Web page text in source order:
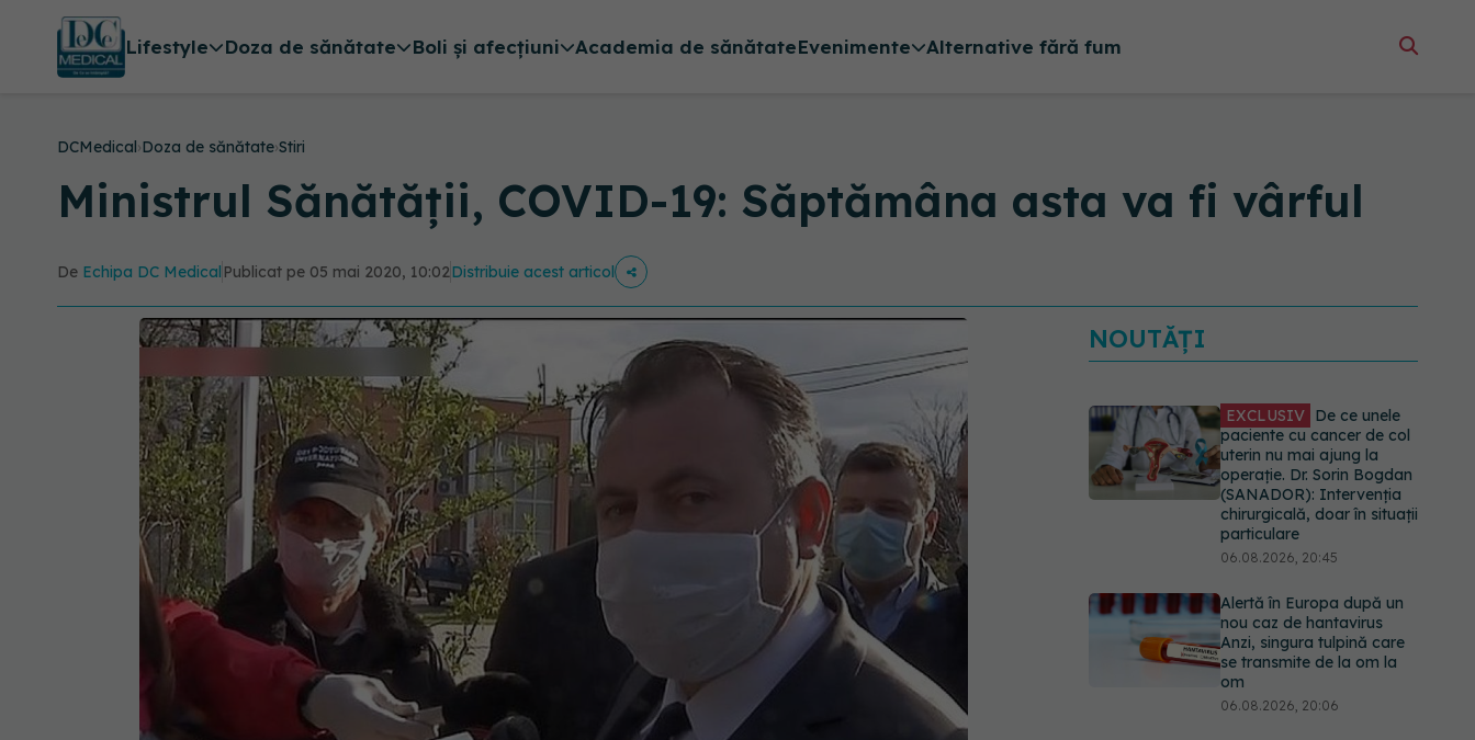
Lifestyle Doza de sănătate Boli și afecțiuni Academia de sănătateEvenimente Alternative fără fum
DCMedical›Doza de sănătate›Stiri
Ministrul Sănătății, COVID-19: Săptămâna asta va fi vârful
De Echipa DC Medical Publicat pe 05 mai 2020, 10:02Distribuie acest articol
NOUTĂȚI
EXCLUSIV De ce unele
paciente cu cancer de col
uterin nu mai ajung la
operație. Dr. Sorin Bogdan
(SANADOR): Intervenția
chirurgicală, doar în situații
particulare
06.08.2026, 20:45
Alertă în Europa după un
nou caz de hantavirus
Anzi, singura tulpină care
se transmite de la om la
om
06.08.2026, 20:06